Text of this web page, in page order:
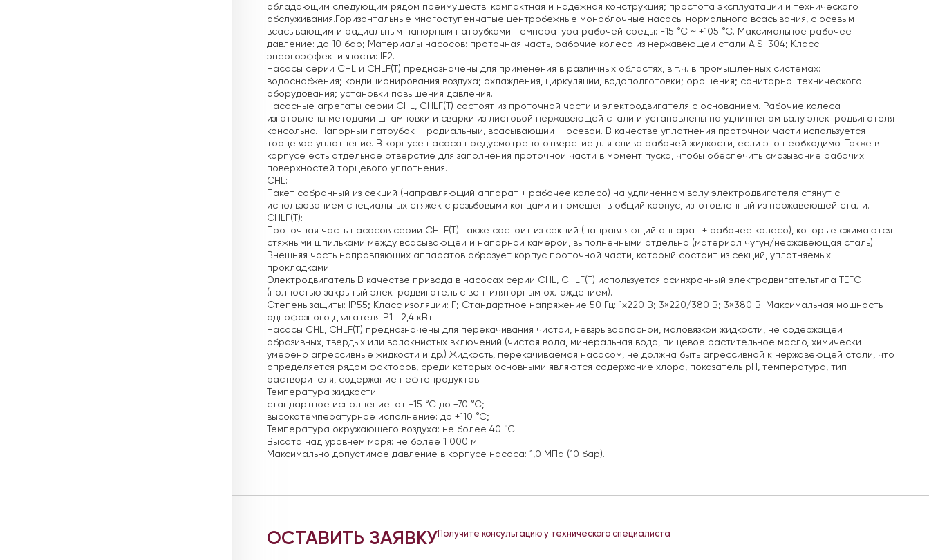
обладающим следующим рядом преимуществ: компактная и надежная конструкция; простота эксплуатации и технического
обслуживания.Горизонтальные многоступенчатые центробежные моноблочные насосы нормального всасывания, с осевым
всасывающим и радиальным напорным патрубками. Температура рабочей среды: -15 °С ~ +105 °С. Максимальное рабочее
давление: до 10 бар; Материалы насосов: проточная часть, рабочие колеса из нержавеющей стали AISI 304; Класс
энергоэффективности: IE2.
Насосы серий CHL и CHLF(T) предназначены для применения в различных областях, в т.ч. в промышленных системах:
водоснабжения; кондиционирования воздуха; охлаждения, циркуляции, водоподготовки; орошения; санитарно-технического
оборудования; установки повышения давления.
Насосные агрегаты серии CHL, CHLF(T) состоят из проточной части и электродвигателя с основанием. Рабочие колеса
изготовлены методами штамповки и сварки из листовой нержавеющей стали и установлены на удлинненом валу электродвигателя
консольно. Напорный патрубок – радиальный, всасывающий – осевой. В качестве уплотнения проточной части используется
торцевое уплотнение. В корпусе насоса предусмотрено отверстие для слива рабочей жидкости, если это необходимо. Также в
корпусе есть отдельное отверстие для заполнения проточной части в момент пуска, чтобы обеспечить смазывание рабочих
поверхностей торцевого уплотнения.
CHL:
Пакет собранный из секций (направляющий аппарат + рабочее колесо) на удлиненном валу электродвигателя стянут с
использованием специальных стяжек с резьбовыми концами и помещен в общий корпус, изготовленный из нержавеющей стали.
CHLF(T):
Проточная часть насосов серии CHLF(T) также состоит из секций (направляющий аппарат + рабочее колесо), которые сжимаются
стяжными шпильками между всасывающей и напорной камерой, выполненными отдельно (материал чугун/нержавеющая сталь).
Внешняя часть направляющих аппаратов образует корпус проточной части, который состоит из секций, уплотняемых
прокладками.
Электродвигатель В качестве привода в насосах серии CHL, CHLF(T) используется асинхронный электродвигательтипа TEFC
(полностью закрытый электродвигатель с вентиляторным охлаждением).
Степень защиты: IP55; Класс изоляции: F; Стандартное напряжение 50 Гц: 1х220 В; 3×220/380 В; 3×380 В. Максимальная мощность
однофазного двигателя Р1= 2,4 кВт.
Насосы CHL, CHLF(T) предназначены для перекачивания чистой, невзрывоопасной, маловязкой жидкости, не содержащей
абразивных, твердых или волокнистых включений (чистая вода, минеральная вода, пищевое растительное масло, химически-
умерено агрессивные жидкости и др.) Жидкость, перекачиваемая насосом, не должна быть агрессивной к нержавеющей стали, что
определяется рядом факторов, среди которых основными являются содержание хлора, показатель pH, температура, тип
растворителя, содержание нефтепродуктов.
Температура жидкости:
стандартное исполнение: от -15 °С до +70 °С;
высокотемпературное исполнение: до +110 °С;
Температура окружающего воздуха: не более 40 °С.
Высота над уровнем моря: не более 1 000 м.
Максимально допустимое давление в корпусе насоса: 1,0 МПа (10 бар).
ОСТАВИТЬ ЗАЯВКУПолучите консультацию у технического специалиста